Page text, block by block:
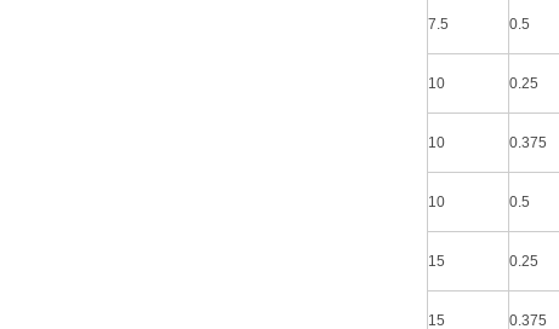
7.5 0.5
10 0.25
10 0.375
10 0.5
15 0.25
15 0.375